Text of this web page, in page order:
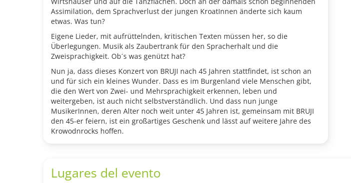
Assimilation, dem Sprachverlust der jungen KroatInnen änderte sich kaum
etwas. Was tun?
Eigene Lieder, mit aufrüttelnden, kritischen Texten müssen her, so die
Überlegungen. Musik als Zaubertrank für den Spracherhalt und die
Zweisprachigkeit. Ob´s was genützt hat?
Nun ja, dass dieses Konzert von BRUJI nach 45 Jahren stattfindet, ist schon an
und für sich ein kleines Wunder. Dass es im Burgenland viele Menschen gibt,
die den Wert von Zwei- und Mehrsprachigkeit erkennen, leben und
weitergeben, ist auch nicht selbstverständlich. Und dass nun junge
MusikerInnen, deren Alter noch weit unter 45 Jahren ist, gemeinsam mit BRUJI
den 45-er feiern, ist ein großartiges Geschenk und lässt auf weitere Jahre des
Krowodnrocks hoffen.
Lugares del evento